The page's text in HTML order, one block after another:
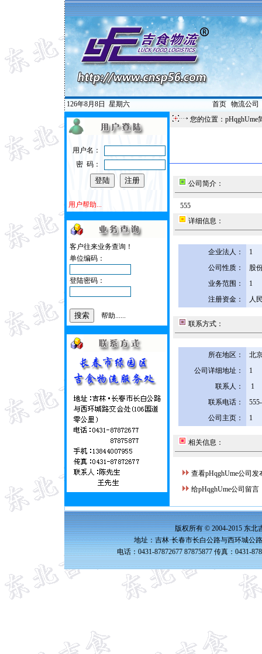
126年8月8日 星期六 首页| 物流公司
用户名：
密 码：
用户帮助...
客户往来业务查询！
单位编码：
登陆密码：
帮助......
您的位置：pHqghUme
公司简介：
555
详细信息：
企业法人：
1
公司性质：
股
业务范围：
1
注册资金：
人
联系方式：
所在地区：
北
公司详细地址：
1
联系人：
1
联系电话：
公司主页：
1
相关信息：
查看pHqghUme公司发
给pHqghUme公司留言
版权所有 © 2004-2015 东北
地址：吉林·长春市长白公路与西环城公
电话：0431-87872677 87875877 传真：0431-